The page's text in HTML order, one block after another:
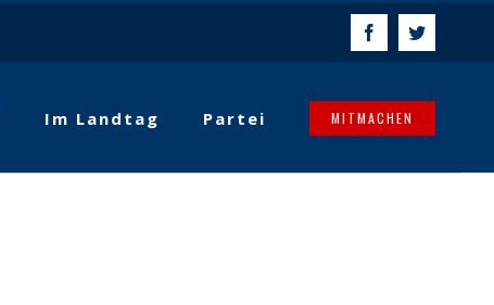
FacebookTwitter
Im Landtag Partei MITMACHEN